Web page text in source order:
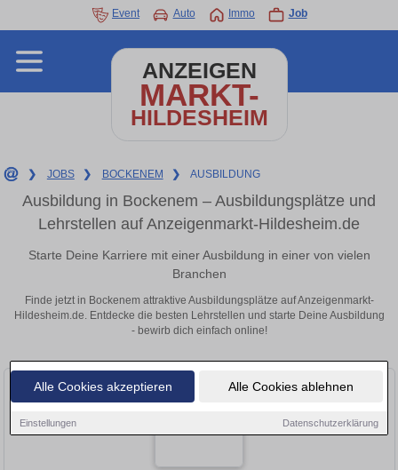
Alle Cookies akzeptieren Alle Cookies ablehnen
Einstellungen Datenschutzerklärung
Event Auto Immo Job
ANZEIGEN
MARKT-
HILDESHEIM
❯ JOBS ❯ BOCKENEM ❯ AUSBILDUNG
Ausbildung in Bockenem – Ausbildungsplätze und
Lehrstellen auf Anzeigenmarkt-Hildesheim.de
Starte Deine Karriere mit einer Ausbildung in einer von vielen
Branchen
Finde jetzt in Bockenem attraktive Ausbildungsplätze auf Anzeigenmarkt-
Hildesheim.de. Entdecke die besten Lehrstellen und starte Deine Ausbildung
- bewirb dich einfach online!